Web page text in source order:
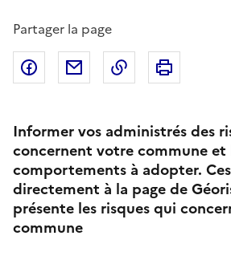
Partager la page
Partager sur Facebook
Partager par email
Copier dans le
Informer vos administrés des
concernent votre commune et
comportements à adopter.
directement à la page de
présente les risques qui
commune